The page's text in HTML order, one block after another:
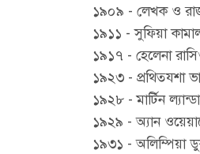
১৯০৯ - লেখক ও
১৯১১ - সুফিয়া
১৯১৭ - হেলেনা
১৯২৩ - প্রথিতযশা
১৯২৮ - মার্টিন
১৯২৯ - অ্যান
১৯৩১ - অলিম্পিয়া